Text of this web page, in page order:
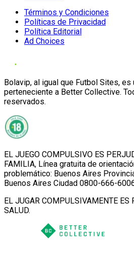
Términos y Condiciones
Políticas de Privacidad
Política Editorial
Ad Choices
Bolavip, al igual que Futbol Sites, es
perteneciente a Better Collective.
reservados.
EL JUEGO COMPULSIVO ES
FAMILIA, Línea gratuita de
problemático: Buenos Aires
Buenos Aires Ciudad 0800-666-
EL JUGAR COMPULSIVAMENTE
SALUD.